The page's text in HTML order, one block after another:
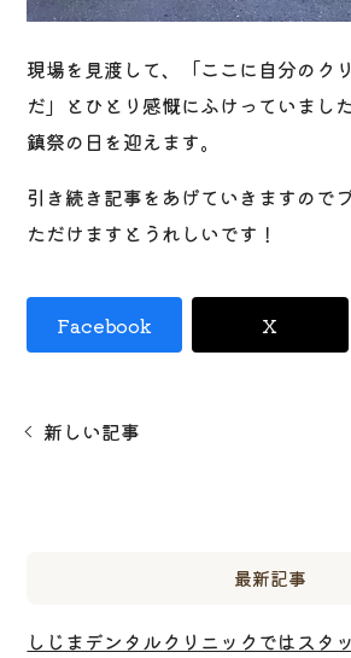
現場を見渡して、「ここに自分のク
だ」とひとり感慨にふけっていまし
鎮祭の日を迎えます。
引き続き記事をあげていきますので
ただけますとうれしいです！
Facebook X
新しい記事
最新記事
しじまデンタルクリニックではスタ